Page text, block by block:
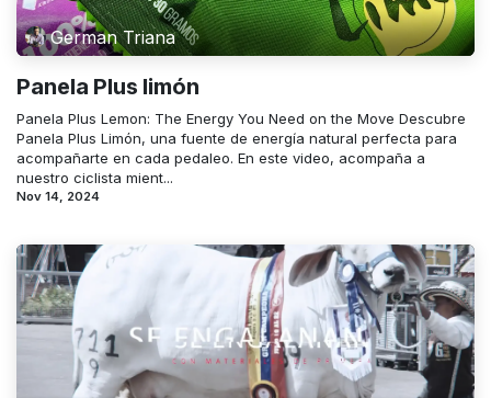
German Triana
Panela Plus limón
Panela Plus Lemon: The Energy You Need on the Move Descubre
Panela Plus Limón, una fuente de energía natural perfecta para
acompañarte en cada pedaleo. En este video, acompaña a
nuestro ciclista mient...
Nov 14, 2024